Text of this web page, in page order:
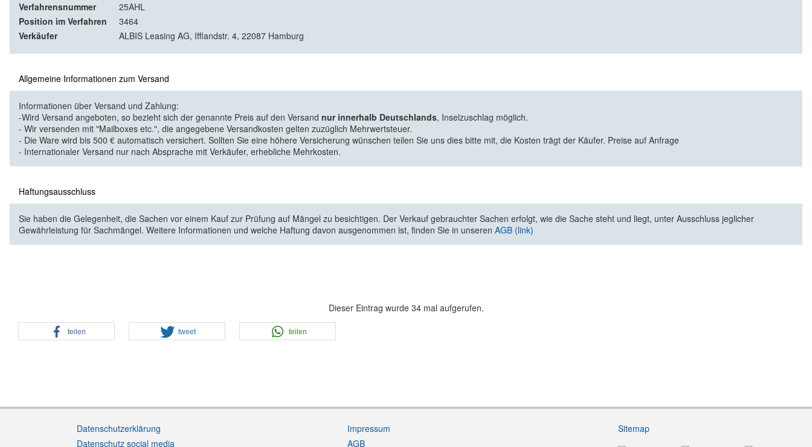
Verfahrensnummer
25AHL
Position im Verfahren
3464
Verkäufer
ALBIS Leasing AG, Ifflandstr. 4, 22087 Hamburg
Allgemeine Informationen zum Versand
Informationen über Versand und Zahlung:
-Wird Versand angeboten, so bezieht sich der genannte Preis auf den Versand nur innerhalb Deutschlands, Inselzuschlag möglich.
- Wir versenden mit "Mailboxes etc.", die angegebene Versandkosten gelten zuzüglich Mehrwertsteuer.
- Die Ware wird bis 500 € automatisch versichert. Sollten Sie eine höhere Versicherung wünschen teilen Sie uns dies bitte mit, die Kosten trägt der Käufer. Preise auf Anfrage
- Internationaler Versand nur nach Absprache mit Verkäufer, erhebliche Mehrkosten.
Haftungsausschluss
Sie haben die Gelegenheit, die Sachen vor einem Kauf zur Prüfung auf Mängel zu besichtigen. Der Verkauf gebrauchter Sachen erfolgt, wie die Sache steht und liegt, unter Ausschluss jeglicher
Gewährleistung für Sachmängel. Weitere Informationen und welche Haftung davon ausgenommen ist, finden Sie in unseren AGB (link)
Dieser Eintrag wurde 34 mal aufgerufen.
teilen tweet teilen
Datenschutzerklärung
Datenschutz social media
Impressum
AGB
Sitemap